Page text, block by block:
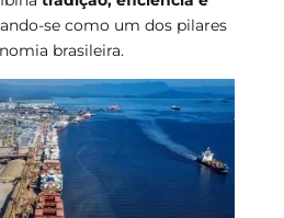
se como um dos pilares
brasileira.